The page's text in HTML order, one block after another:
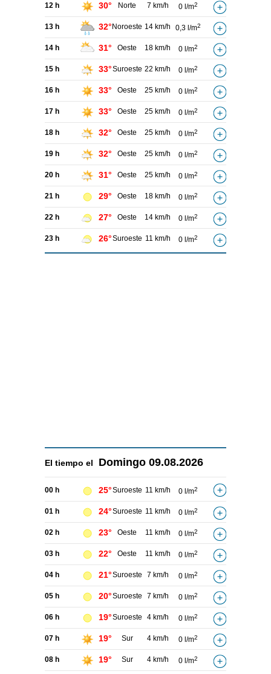
12 h 30° Norte 7 km/h 0 l/m2
13 h 32° Noroeste 14 km/h 0,3 l/m2
14 h 31° Oeste 18 km/h 0 l/m2
15 h 33°Suroeste 22 km/h 0 l/m2
16 h 33° Oeste 25 km/h 0 l/m2
17 h 33° Oeste 25 km/h 0 l/m2
18 h 32° Oeste 25 km/h 0 l/m2
19 h 32° Oeste 25 km/h 0 l/m2
20 h 31° Oeste 25 km/h 0 l/m2
21 h 29° Oeste 18 km/h 0 l/m2
22 h 27° Oeste 14 km/h 0 l/m2
23 h 26°Suroeste 11 km/h 0 l/m2
El tiempo el Domingo 09.08.2026
00 h 25°Suroeste 11 km/h 0 l/m2
01 h 24°Suroeste 11 km/h 0 l/m2
02 h 23° Oeste 11 km/h 0 l/m2
03 h 22° Oeste 11 km/h 0 l/m2
04 h 21°Suroeste 7 km/h 0 l/m2
05 h 20°Suroeste 7 km/h 0 l/m2
06 h 19°Suroeste 4 km/h 0 l/m2
07 h 19° Sur 4 km/h 0 l/m2
08 h 19° Sur 4 km/h 0 l/m2